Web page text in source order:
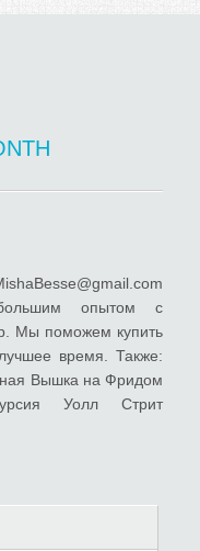
опытом с
Мы поможем купить
время. Также:
Вышка на Фридом
Уолл Стрит